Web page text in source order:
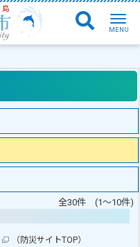
全30件 (1～10件)
（防災サイトTOP）